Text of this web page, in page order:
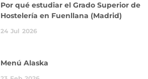
Por qué estudiar el Grado Superior de
Hostelería en Fuenllana (Madrid)
24 Jul 2026
Menú Alaska